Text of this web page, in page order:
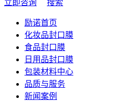
立即咨询
搜索
励诺首页
化妆品封口膜
食品封口膜
日用品封口膜
包装材料中心
品质与服务
新闻案例